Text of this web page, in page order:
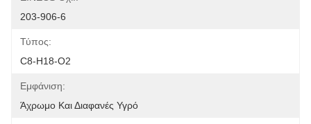
203-906-6
Τύπος:
C8-H18-Ο2
Εμφάνιση:
Άχρωμο Και Διαφανές Υγρό